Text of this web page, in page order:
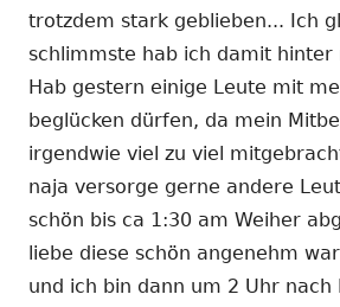
trotzdem stark geblieben... Ich
schlimmste hab ich damit hinter
Hab gestern einige Leute mit
beglücken dürfen, da mein
irgendwie viel zu viel
naja versorge gerne andere
schön bis ca 1:30 am Weiher
liebe diese schön angenehm
und ich bin dann um 2 Uhr nach